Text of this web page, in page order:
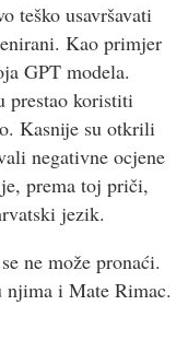
teško usavršavati
Kao primjer
GPT modela.
prestao koristiti
Kasnije su otkrili
negativne ocjene
prema toj priči,
jezik.
ne može pronaći.
i Mate Rimac.